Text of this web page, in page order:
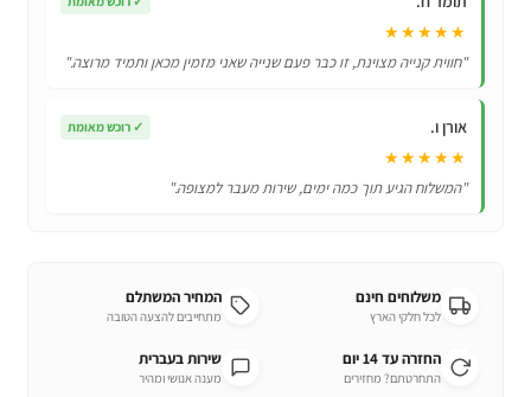
Brawl
Shelly
★★★★★
"חווית קנייה מצוינת, זו כבר פעם שנייה שאני מזמין מכאן ותמיד מרוצה."
אורן ו. ✓ רוכש מאומת
★★★★★
"המשלוח הגיע תוך כמה ימים, שירות מעבר למצופה."
משלוחים חינם
לכל חלקי הארץ
המחיר המשתלם
מתחייבים להצעה הטובה
החזרה עד 14 יום
התחרטתם? מחזירים
שירות בעברית
מענה אנושי ומהיר